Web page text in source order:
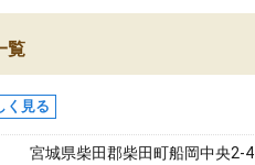
覧
く見る
宮城県柴田郡柴田町船岡中央2-